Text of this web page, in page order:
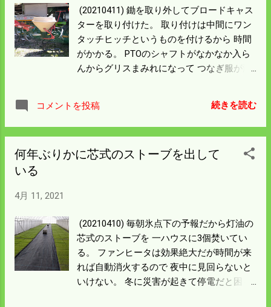
ナーもエアコンのフィルターも掃除をしな
いと いけないだろう。 雨が降るからストー
ブの管理や霜のことは気にしなくてよくな
った。 順調に苗が育ってくれるとありがた
い。
(20210411) 鋤を取り外してブロードキャス
ターを取り付けた。 取り付けは中間にワン
タッチヒッチというものを付けるから 時間
がかかる。 PTOのシャフトがなかなか入ら
んからグリスまみれになって つなぎ服が汚
きるようになる。 これで牡蠣殻をまいて健
康稲でおしいコシヒカリを作る作戦だ。 取
回は６haぐらいまくことになるから2日くら
コメントを投稿 続きを読む
何年ぶりかに芯式のストーブを出して
いる
4月 11, 2021
(20210410) 毎朝氷点下の予報だから灯油の
芯式のストーブを 一ハウスに3個焚いてい
る。 ファンヒータは効果絶大だが時間が来
れば自動消火するので 夜中に見回らないと
いけない。 冬に災害が起きて停電だと困る